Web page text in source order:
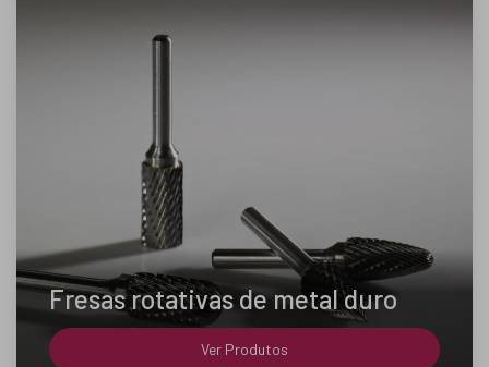
Fresas rotativas de metal duro
Ver Produtos